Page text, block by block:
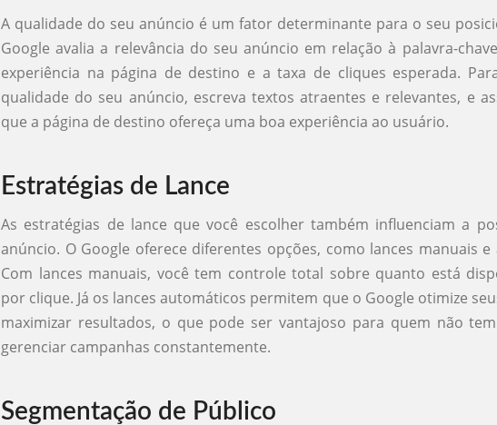
A qualidade do seu anúncio é um fator determinante para o seu
Google avalia a relevância do seu anúncio em relação à palavra-
experiência na página de destino e a taxa de cliques esperada.
qualidade do seu anúncio, escreva textos atraentes e relevantes, e
que a página de destino ofereça uma boa experiência ao usuário.
Estratégias de Lance
As estratégias de lance que você escolher também influenciam a
anúncio. O Google oferece diferentes opções, como lances manuais e
Com lances manuais, você tem controle total sobre quanto está
por clique. Já os lances automáticos permitem que o Google otimize
maximizar resultados, o que pode ser vantajoso para quem não
gerenciar campanhas constantemente.
Segmentação de Público